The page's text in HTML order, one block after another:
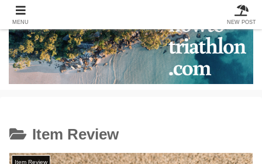
Item Review
Item Review
MENU NEW POST